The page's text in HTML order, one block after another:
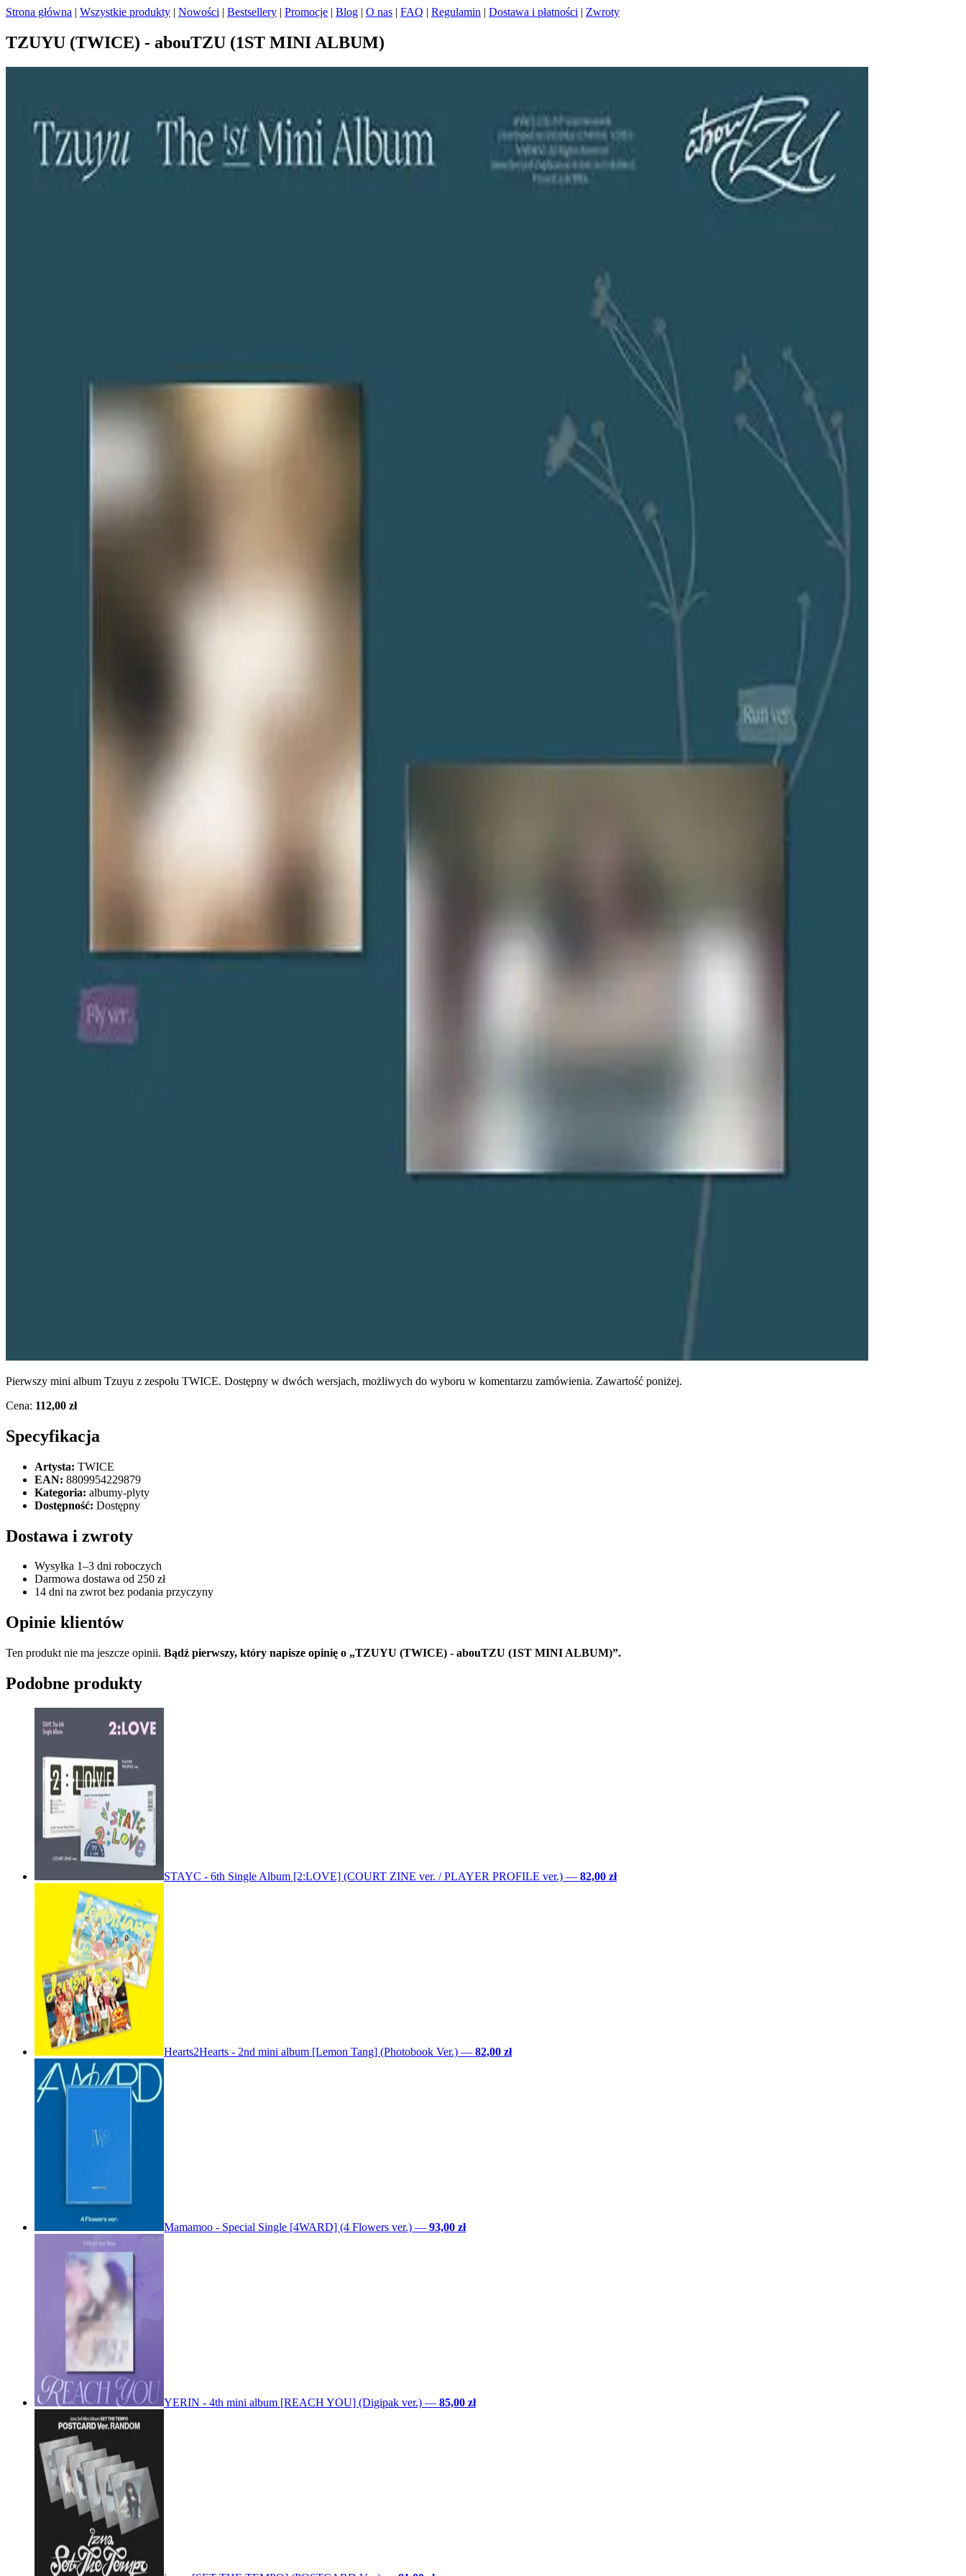
Strona główna | Wszystkie produkty | Nowości | Bestsellery | Promocje | Blog | O nas | FAQ | Regulamin | Dostawa i płatności | Zwroty
TZUYU (TWICE) - abouTZU (1ST MINI ALBUM)
Pierwszy mini album Tzuyu z zespołu TWICE. Dostępny w dwóch wersjach, możliwych do wyboru w komentarzu zamówienia. Zawartość poniżej.
Cena: 112,00 zł
Specyfikacja
Artysta: TWICE
EAN: 8809954229879
Kategoria: albumy-plyty
Dostępność: Dostępny
Dostawa i zwroty
Wysyłka 1–3 dni roboczych
Darmowa dostawa od 250 zł
14 dni na zwrot bez podania przyczyny
Opinie klientów
Ten produkt nie ma jeszcze opinii. Bądź pierwszy, który napisze opinię o „TZUYU (TWICE) - abouTZU (1ST MINI ALBUM)”.
Podobne produkty
STAYC - 6th Single Album [2:LOVE] (COURT ZINE ver. / PLAYER PROFILE ver.) — 82,00 zł
Hearts2Hearts - 2nd mini album [Lemon Tang] (Photobook Ver.) — 82,00 zł
Mamamoo - Special Single [4WARD] (4 Flowers ver.) — 93,00 zł
YERIN - 4th mini album [REACH YOU] (Digipak ver.) — 85,00 zł